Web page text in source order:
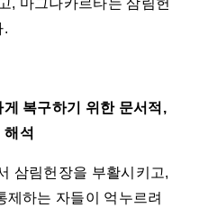
, 마그나카르타는 삼림헌
.
복구하기 위한 문서적,
해석
삼림헌장을 부활시키고,
제하는 자들이 억누르려